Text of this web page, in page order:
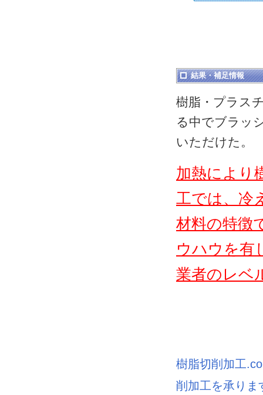
結果・補足情報
樹脂・プラス
る中でブラッ
いただけた。
加熱により
工では、冷
材料の特徴
ウハウを有
業者のレベ
樹脂切削加工
削加工を承りま